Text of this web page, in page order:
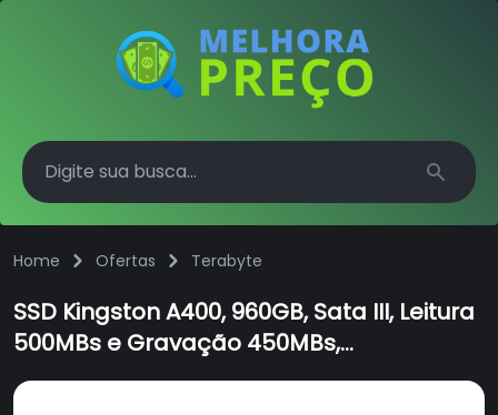
Search
Home Ofertas Terabyte
SSD Kingston A400, 960GB, Sata III, Leitura
500MBs e Gravação 450MBs,
SA400S37/960G - IMP